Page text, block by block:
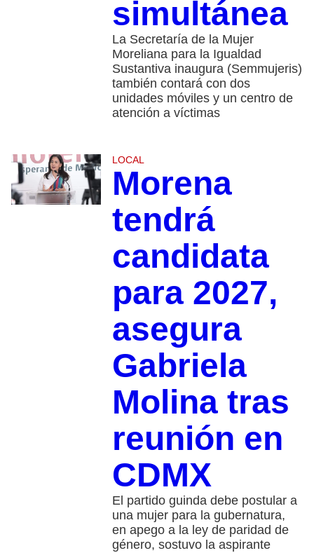
simultánea
La Secretaría de la Mujer
Moreliana para la Igualdad
Sustantiva inaugura (Semmujeris)
también contará con dos
unidades móviles y un centro de
atención a víctimas
LOCAL
Morena
tendrá
candidata
para 2027,
asegura
Gabriela
Molina tras
reunión en
CDMX
El partido guinda debe postular a
una mujer para la gubernatura,
en apego a la ley de paridad de
género, sostuvo la aspirante